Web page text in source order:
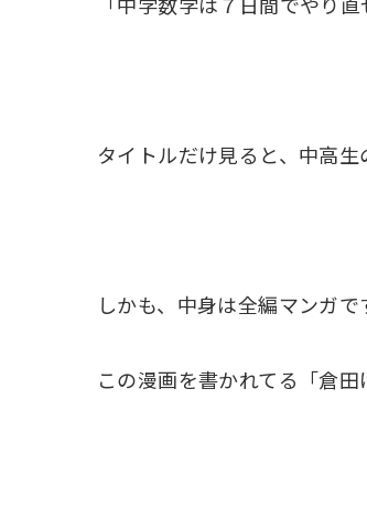
タイトルだけ見ると、中高
しかも、中身は全編マンガで
この漫画を書かれてる「倉